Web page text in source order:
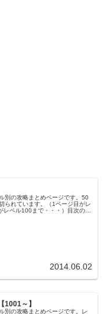
別の攻略まとめページです。50
られています。（1ページ目がレ
ベル100まで・・・）目次のリ
2014.06.02
1001～】
別の攻略まとめページです。レ